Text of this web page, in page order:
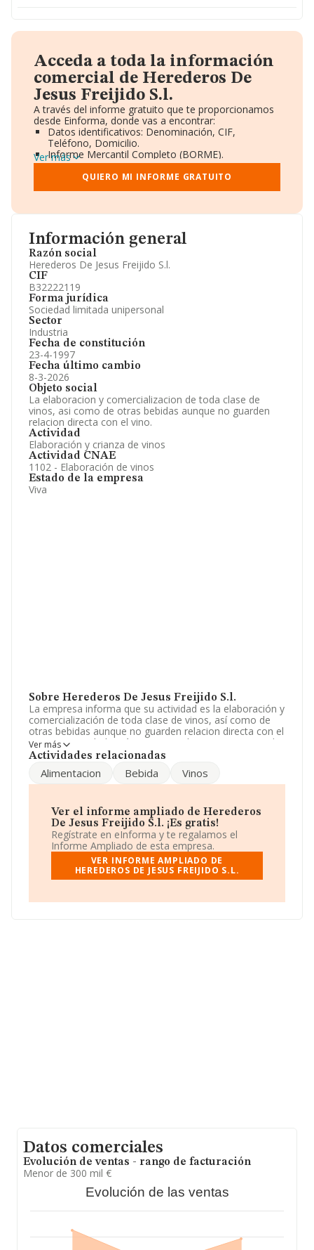
Información general
Razón social
Herederos De Jesus Freijido S.l.
CIF
B32222119
Forma jurídica
Sociedad limitada unipersonal
Sector
Industria
Fecha de constitución
23-4-1997
Fecha último cambio
8-3-2026
Objeto social
La elaboracion y comercializacion de toda clase de
vinos, asi como de otras bebidas aunque no guarden
relacion directa con el vino.
Actividad
Elaboración y crianza de vinos
Actividad CNAE
1102 - Elaboración de vinos
Estado de la empresa
Viva
Sobre Herederos De Jesus Freijido S.l.
La empresa informa que su actividad es la elaboración y
comercialización de toda clase de vinos, así como de
otras bebidas aunque no guarden relacion directa con el
vino. La sociedad está inscrita en el Registro Mercantil
como Sociedad Limitada. La actividad de referencia
Código es 1102. La empresa no tiene actividad en
mercados exteriores.
Para llamar las oficinas se puede hacer a través del
número 988471969.
La empresaHerederos de Jesús Freijido S.L
B32222119, se encuentra en Calle Cervantes núm. 5,
(32400), en el municipio de Ribadavia, en Ourense,
Galicia.
Con los datos a disposición de INFORMA sobre 5.558
Ver más
Actividades relacionadas
Alimentacion Bebida Vinos
Ver el informe ampliado de Herederos
De Jesus Freijido S.l. ¡Es gratis!
Regístrate en eInforma y te regalamos el
Informe Ampliado de esta empresa.
VER INFORME AMPLIADO DE
HEREDEROS DE JESUS FREIJIDO S.L.
Acceda a toda la información
comercial de Herederos De
Jesus Freijido S.l.
A través del informe gratuito que te proporcionamos
desde Einforma, donde vas a encontrar:
Datos identificativos: Denominación, CIF,
Teléfono, Domicilio.
Informe Mercantil Completo (BORME).
Gráficos de Evolución Ventas y Empleados.
Consejo de Administración y Administradores.
Directivos y Ejecutivos.
Información oficial y registral complementaria.
Ver más
QUIERO MI INFORME GRATUITO
Datos comerciales
Evolución de ventas - rango de facturación
Menor de 300 mil €
Evolución de las ventas